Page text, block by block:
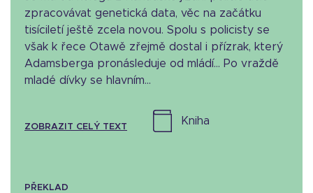
zpracovávat genetická data, věc na začátku
tisíciletí ještě zcela novou. Spolu s policisty se
však k řece Otawě zřejmě dostal i přízrak, který
Adamsberga pronásleduje od mládí... Po vraždě
mladé dívky se hlavním...
ZOBRAZIT CELÝ TEXT
kniha
PŘEKLAD